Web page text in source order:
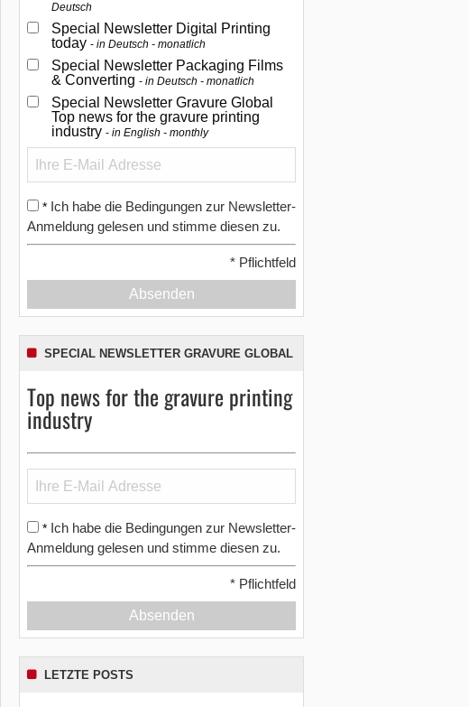
Deutsch
Special Newsletter Digital Printing
today in Deutsch - monatlich
Special Newsletter Packaging Films
& Converting in Deutsch - monatlich
Special Newsletter Gravure Global
Top news for the gravure printing
industry in English - monthly
* Ich habe die Bedingungen zur Newsletter-
Anmeldung gelesen und stimme diesen zu.
* Pflichtfeld
Absenden
SPECIAL NEWSLETTER GRAVURE GLOBAL
Top news for the gravure printing
industry
* Ich habe die Bedingungen zur Newsletter-
Anmeldung gelesen und stimme diesen zu.
* Pflichtfeld
Absenden
LETZTE POSTS